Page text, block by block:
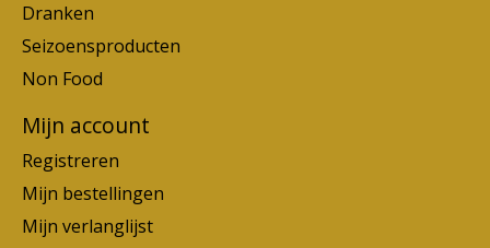
Dranken
Seizoensproducten
Non Food
Mijn account
Registreren
Mijn bestellingen
Mijn verlanglijst